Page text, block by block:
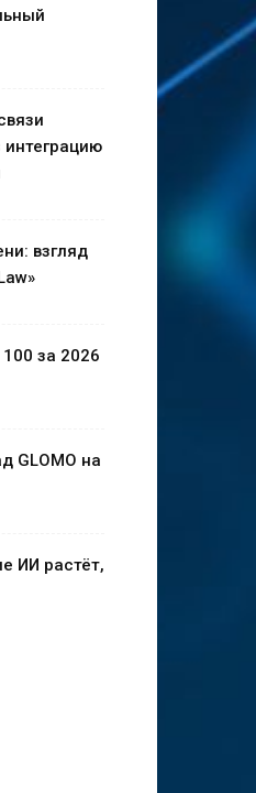
интеграцию
взгляд
за 2026
GLOMO на
ИИ растёт,